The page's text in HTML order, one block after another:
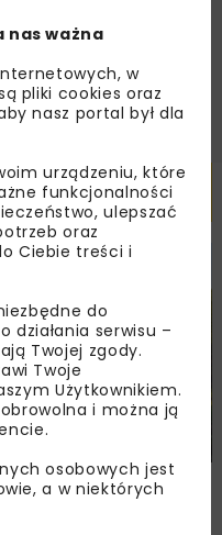
ZAPISZ MNIE
inwestycji
nas ważna
w
pliki cookies oraz
nasz portal był dla
urządzeniu, które
funkcjonalności
ulepszać
oraz
Ciebie treści i
do
działania serwisu –
Twojej zgody.
Twoje
Użytkownikiem.
i można ją
osobowych jest
a w niektórych